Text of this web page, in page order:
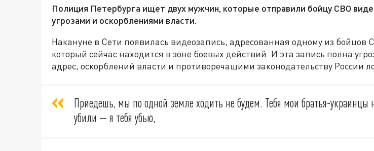
Полиция Петербурга ищет двух мужчин, которые отправили бойцу СВО
угрозами и оскорблениями власти.
Накануне в Сети появилась видеозапись, адресованная одному из бойцов
который сейчас находится в зоне боевых действий. И эта запись полна
адрес, оскорблений власти и противоречащими законодательству России
Приедешь, мы по одной земле ходить не будем. Тебя мои братья-украинцы
убили — я тебя убью,